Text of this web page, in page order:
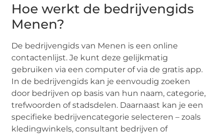
Hoe werkt de bedrijvengids
Menen?
De bedrijvengids van Menen is een online
contactenlijst. Je kunt deze gelijkmatig
gebruiken via een computer of via de gratis app.
In de bedrijvengids kan je eenvoudig zoeken
door bedrijven op basis van hun naam, categorie,
trefwoorden of stadsdelen. Daarnaast kan je een
specifieke bedrijvencategorie selecteren – zoals
kledingwinkels, consultant bedrijven of